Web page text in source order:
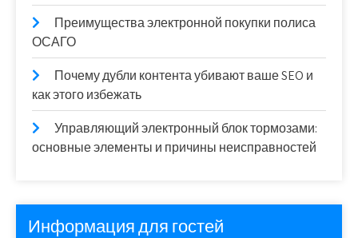
Преимущества электронной покупки полиса
ОСАГО
Почему дубли контента убивают ваше SEO и
как этого избежать
Управляющий электронный блок тормозами:
основные элементы и причины неисправностей
Информация для гостей